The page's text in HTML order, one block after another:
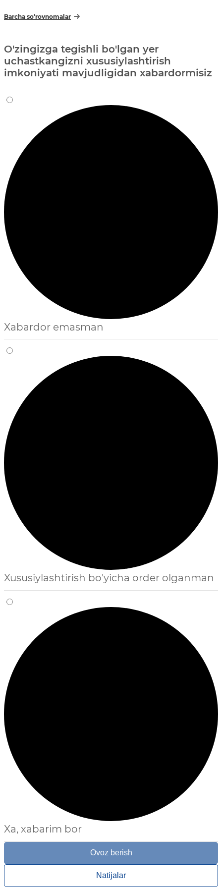
Barcha so‘rovnomalar
O'zingizga tegishli bo'lgan yer
uchastkangizni xususiylashtirish
imkoniyati mavjudligidan xabardormisiz
Xabardor emasman
Xususiylashtirish bo'yicha order olganman
Xa, xabarim bor
Ovoz berish
Natijalar